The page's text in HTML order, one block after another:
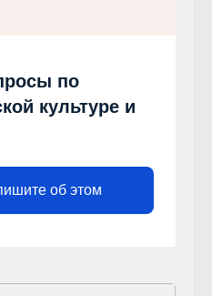
по
культуре и
об этом